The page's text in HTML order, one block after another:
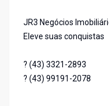
JR3 Negócios
Eleve suas conquistas
? (43) 3321-2893
? (43) 99191-2078